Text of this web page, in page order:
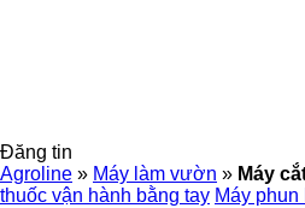
Đăng tin
Agroline » Máy làm vườn » Máy
thuốc vận hành bằng tay Máy